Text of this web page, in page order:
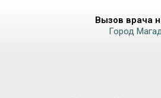
Вызов врача
Город